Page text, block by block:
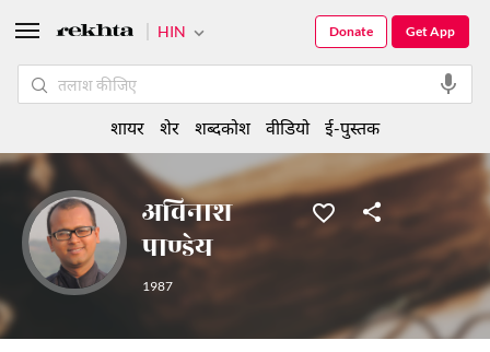
अविनाश
पाण्डेय
1987
HIN Get App
Donate
शायर शेर शब्दकोश वीडियो ई-पुस्तक